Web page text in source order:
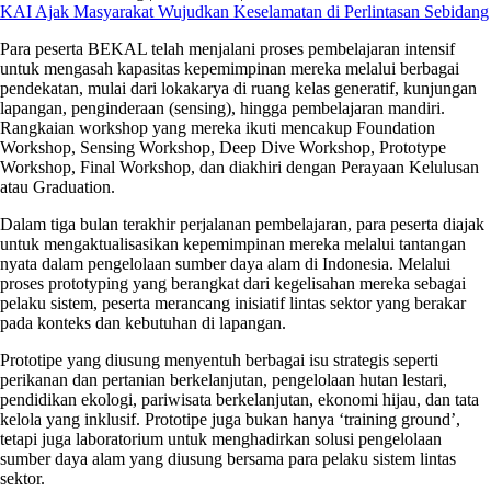
KAI Ajak Masyarakat Wujudkan Keselamatan di Perlintasan Sebidang
Para peserta BEKAL telah menjalani proses pembelajaran intensif
untuk mengasah kapasitas kepemimpinan mereka melalui berbagai
pendekatan, mulai dari lokakarya di ruang kelas generatif, kunjungan
lapangan, penginderaan (sensing), hingga pembelajaran mandiri.
Rangkaian workshop yang mereka ikuti mencakup Foundation
Workshop, Sensing Workshop, Deep Dive Workshop, Prototype
Workshop, Final Workshop, dan diakhiri dengan Perayaan Kelulusan
atau Graduation.
Dalam tiga bulan terakhir perjalanan pembelajaran, para peserta diajak
untuk mengaktualisasikan kepemimpinan mereka melalui tantangan
nyata dalam pengelolaan sumber daya alam di Indonesia. Melalui
proses prototyping yang berangkat dari kegelisahan mereka sebagai
pelaku sistem, peserta merancang inisiatif lintas sektor yang berakar
pada konteks dan kebutuhan di lapangan.
Prototipe yang diusung menyentuh berbagai isu strategis seperti
perikanan dan pertanian berkelanjutan, pengelolaan hutan lestari,
pendidikan ekologi, pariwisata berkelanjutan, ekonomi hijau, dan tata
kelola yang inklusif. Prototipe juga bukan hanya ‘training ground’,
tetapi juga laboratorium untuk menghadirkan solusi pengelolaan
sumber daya alam yang diusung bersama para pelaku sistem lintas
sektor.